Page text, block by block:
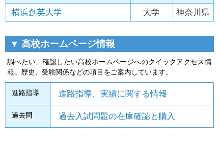
横浜創英大学 大学 神奈川県
▼ 高校ホームページ情報
調べたい、確認したい高校ホームページへのクイックアクセス情
報。歴史、受験関係などの項目をご案内しています。
進路指導 進路指導、実績に関する情報
過去問 過去入試問題の在庫確認と購入